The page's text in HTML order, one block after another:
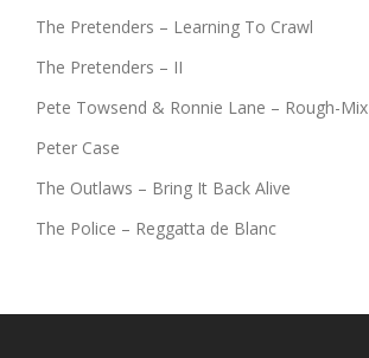
The Pretenders – Learning To Crawl
The Pretenders – II
Pete Towsend & Ronnie Lane – Rough-Mix
Peter Case
The Outlaws – Bring It Back Alive
The Police – Reggatta de Blanc